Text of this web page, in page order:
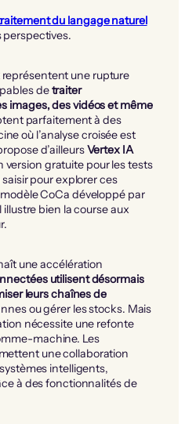
du langage naturel
représentent une rupture
detraiter
images, des vidéos et même
parfaitement à des
où l’analyse croisée est
d’ailleursVertex IA
version gratuite pour les tests
pour explorer ces
CoCa développé par
bien la course aux
une accélération
utilisent désormais
leurs chaînes de
ou gérer les stocks. Mais
nécessite une refonte
machine. Les
une collaboration
intelligents,
à des fonctionnalités de